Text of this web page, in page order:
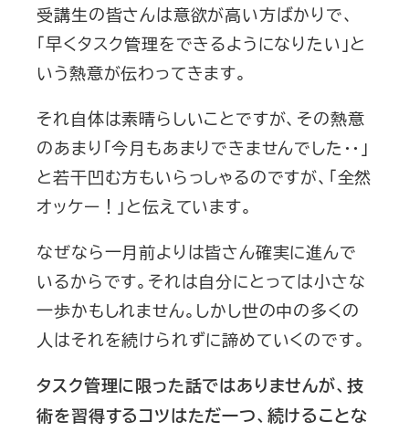
受講生の皆さんは意欲が高い方ばかりで、
「早くタスク管理をできるようになりたい」と
いう熱意が伝わってきます。
それ自体は素晴らしいことですが、その熱意
のあまり「今月もあまりできませんでした・・」
と若干凹む方もいらっしゃるのですが、「全然
オッケー！」と伝えています。
なぜなら一月前よりは皆さん確実に進んで
いるからです。それは自分にとっては小さな
一歩かもしれません。しかし世の中の多くの
人はそれを続けられずに諦めていくのです。
タスク管理に限った話ではありませんが、技
術を習得するコツはただ一つ、続けることな